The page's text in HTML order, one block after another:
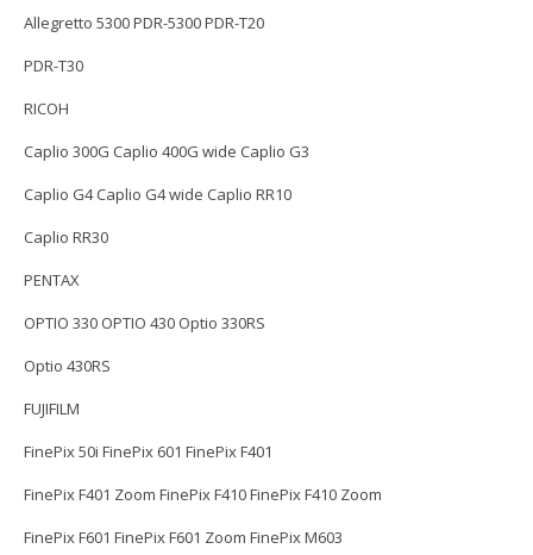
Allegretto 5300 PDR-5300 PDR-T20
PDR-T30
RICOH
Caplio 300G Caplio 400G wide Caplio G3
Caplio G4 Caplio G4 wide Caplio RR10
Caplio RR30
PENTAX
OPTIO 330 OPTIO 430 Optio 330RS
Optio 430RS
FUJIFILM
FinePix 50i FinePix 601 FinePix F401
FinePix F401 Zoom FinePix F410 FinePix F410 Zoom
FinePix F601 FinePix F601 Zoom FinePix M603